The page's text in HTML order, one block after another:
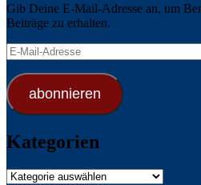
Gib Deine E-Mail-Adresse an, um
Beiträge zu erhalten.
E-
Mail-
Adresse
abonnieren
Kategorien
Kategorien